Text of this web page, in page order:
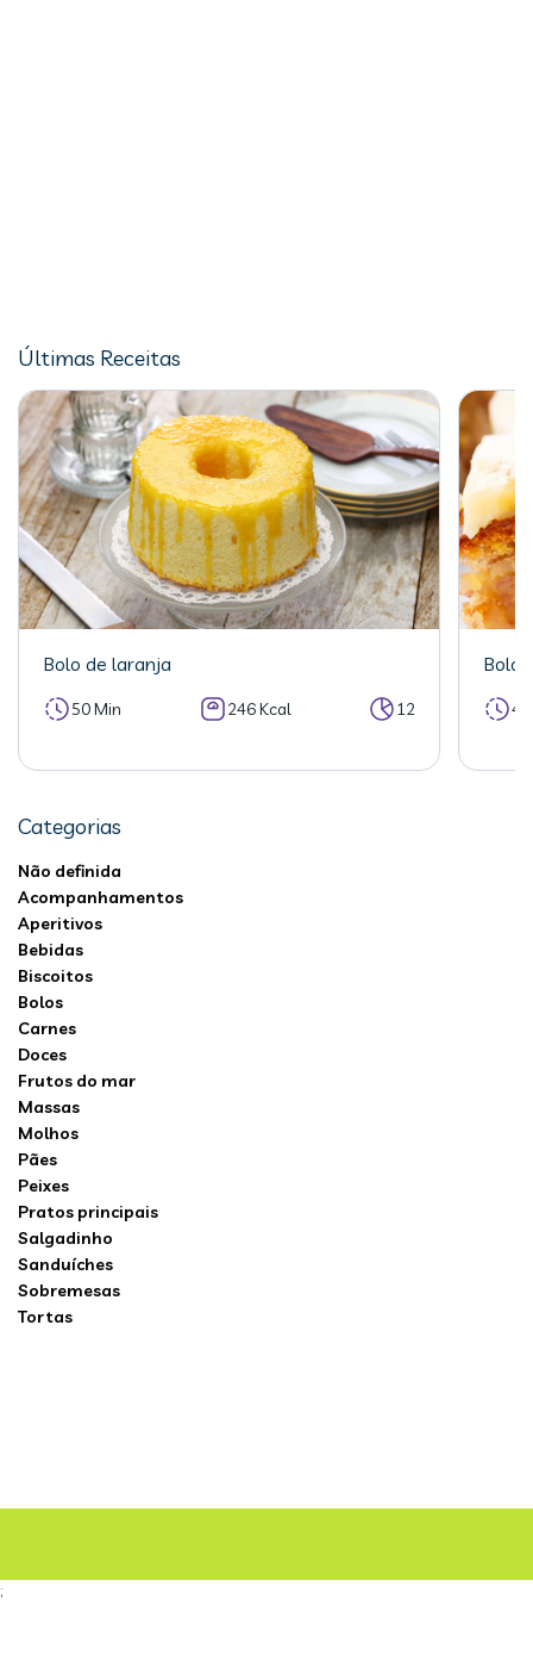
Últimas Receitas
Bolo de laranja
50 Min 246 Kcal 12
Bolo
Categorias
Não definida
Acompanhamentos
Aperitivos
Bebidas
Biscoitos
Bolos
Carnes
Doces
Frutos do mar
Massas
Molhos
Pães
Peixes
Pratos principais
Salgadinho
Sanduíches
Sobremesas
Tortas
;